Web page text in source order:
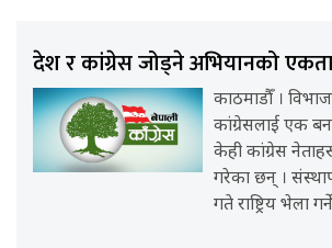
देश र कांग्रेस जोड्ने अभियानको
काठमाडौँ ।
कांग्रेसलाई एक
केही कांग्रेस
गरेका छन् ।
गते राष्ट्रिय भेला